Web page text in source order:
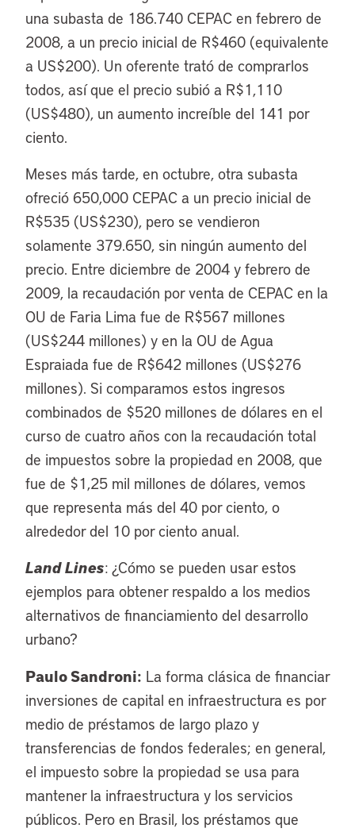
una subasta de 186.740 CEPAC en febrero de
2008, a un precio inicial de R$460 (equivalente
a US$200). Un oferente trató de comprarlos
todos, así que el precio subió a R$1,110
(US$480), un aumento increíble del 141 por
ciento.
Meses más tarde, en octubre, otra subasta
ofreció 650,000 CEPAC a un precio inicial de
R$535 (US$230), pero se vendieron
solamente 379.650, sin ningún aumento del
precio. Entre diciembre de 2004 y febrero de
2009, la recaudación por venta de CEPAC en la
OU de Faria Lima fue de R$567 millones
(US$244 millones) y en la OU de Agua
Espraiada fue de R$642 millones (US$276
millones). Si comparamos estos ingresos
combinados de $520 millones de dólares en el
curso de cuatro años con la recaudación total
de impuestos sobre la propiedad en 2008, que
fue de $1,25 mil millones de dólares, vemos
que representa más del 40 por ciento, o
alrededor del 10 por ciento anual.
Land Lines: ¿Cómo se pueden usar estos
ejemplos para obtener respaldo a los medios
alternativos de financiamiento del desarrollo
urbano?
Paulo Sandroni: La forma clásica de financiar
inversiones de capital en infraestructura es por
medio de préstamos de largo plazo y
transferencias de fondos federales; en general,
el impuesto sobre la propiedad se usa para
mantener la infraestructura y los servicios
públicos. Pero en Brasil, los préstamos que